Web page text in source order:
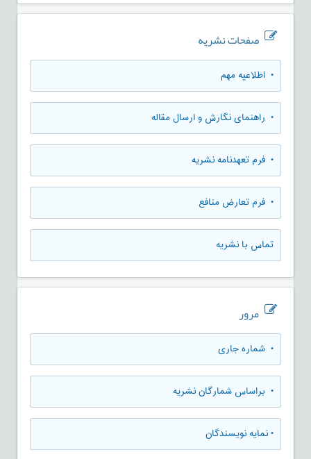
صفحات نشریه
• اطلاعیه مهم
• راهنمای نگارش و ارسال مقاله
• فرم تعهدنامه نشریه
• فرم تعارض منافع
تماس با نشریه
مرور
• شماره جاری
• براساس شمارگان نشریه
•نمایه نویسندگان